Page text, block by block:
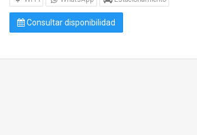
Consultar disponibilidad